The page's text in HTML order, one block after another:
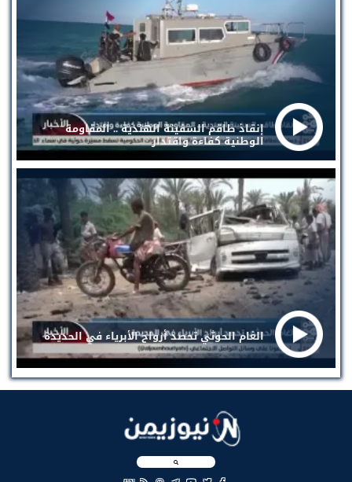
إنقاذ طاقم السفينة الهندية .. المقاومة
الوطنية كفاءة واقتدار
الغام الحوثي تحصد أرواح الأبرياء في الحديدة